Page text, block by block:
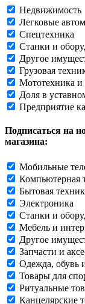
Недвижимость
Легковые
Спецтехника
Станки и
Другое
Грузовая
Мототехника и
Доля в
Предприятие
Подписаться на
магазина:
Мобильные
Компьютерная
Бытовая
Электроника
Станки и
Мебель и
Другое
Запчасти и
Одежда, обувь
Товары для
Ритуальные
Канцелярские